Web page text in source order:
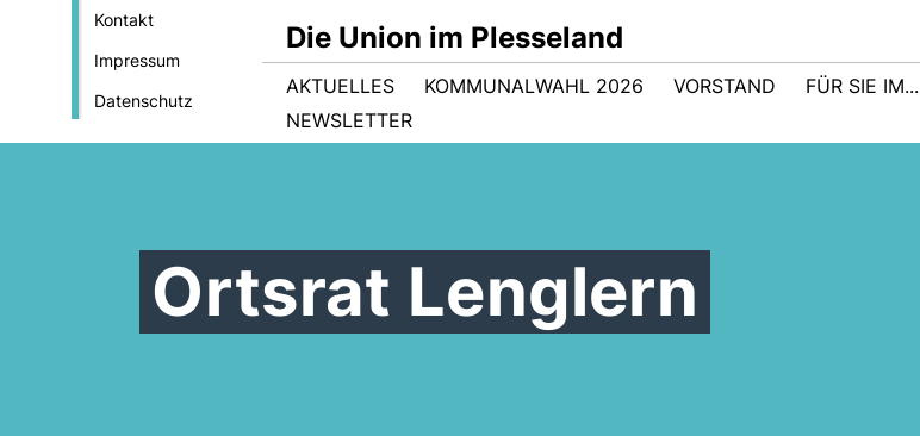
Kontakt
Impressum
Datenschutz
Die Union im Plesseland
AKTUELLES KOMMUNALWAHL 2026 VORSTAND FÜR SIE IM...
NEWSLETTER
Ortsrat Lenglern